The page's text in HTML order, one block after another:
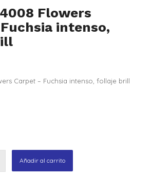
4008 Flowers
intenso,
Carpet – Fuchsia intenso, follaje brill
Añadir al carrito